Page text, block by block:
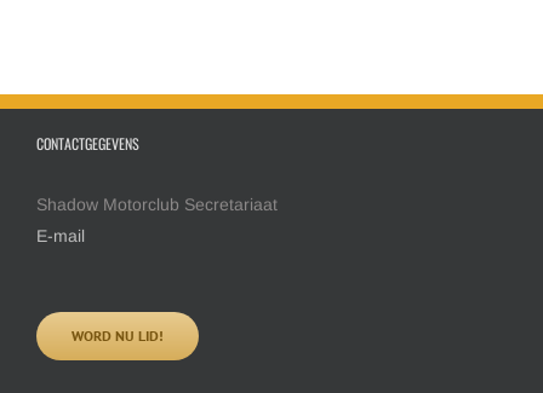
CONTACTGEGEVENS
Shadow Motorclub Secretariaat
E-mail
WORD NU LID!